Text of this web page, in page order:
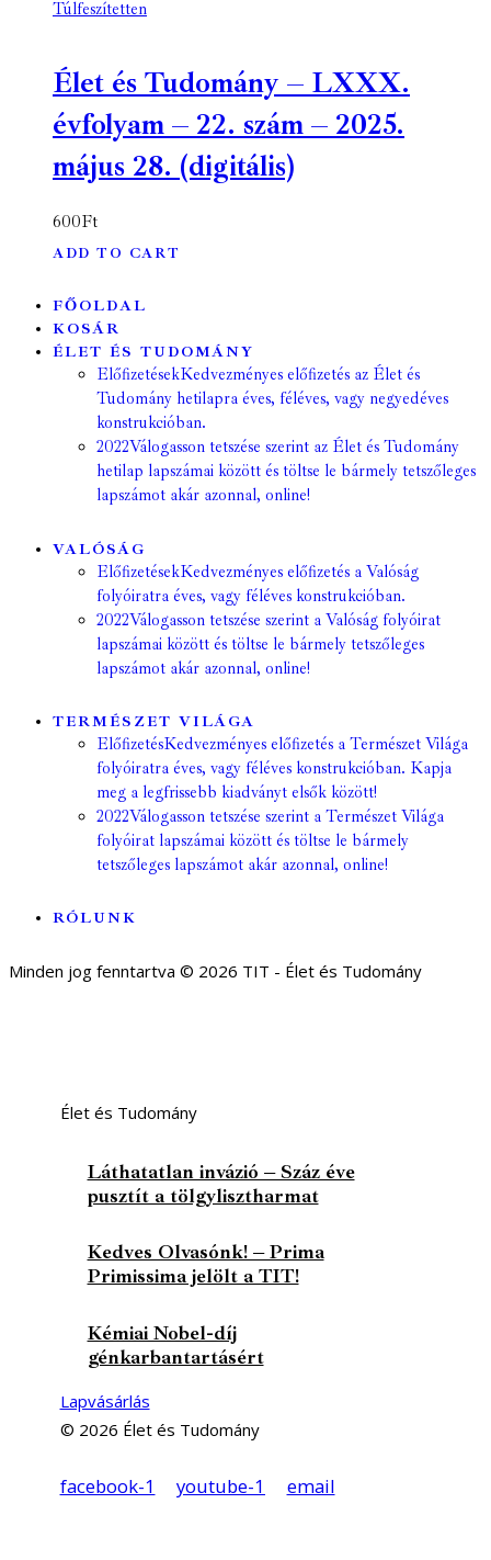
Túlfeszítetten
Élet és Tudomány – LXXX.
évfolyam – 22. szám – 2025.
május 28. (digitális)
600Ft
ADD TO CART
FŐOLDAL
KOSÁR
ÉLET ÉS TUDOMÁNY
ElőfizetésekKedvezményes előfizetés az Élet és
Tudomány hetilapra éves, féléves, vagy negyedéves
konstrukcióban.
2022Válogasson tetszése szerint az Élet és Tudomány
hetilap lapszámai között és töltse le bármely tetszőleges
lapszámot akár azonnal, online!
VALÓSÁG
ElőfizetésekKedvezményes előfizetés a Valóság
folyóiratra éves, vagy féléves konstrukcióban.
2022Válogasson tetszése szerint a Valóság folyóirat
lapszámai között és töltse le bármely tetszőleges
lapszámot akár azonnal, online!
TERMÉSZET VILÁGA
ElőfizetésKedvezményes előfizetés a Természet Világa
folyóiratra éves, vagy féléves konstrukcióban. Kapja
meg a legfrissebb kiadványt elsők között!
2022Válogasson tetszése szerint a Természet Világa
folyóirat lapszámai között és töltse le bármely
tetszőleges lapszámot akár azonnal, online!
RÓLUNK
Minden jog fenntartva © 2026 TIT - Élet és Tudomány
Élet és Tudomány
Láthatatlan invázió – Száz éve
pusztít a tölgylisztharmat
Kedves Olvasónk! – Prima
Primissima jelölt a TIT!
Kémiai Nobel-díj
génkarbantartásért
Lapvásárlás
© 2026 Élet és Tudomány
facebook-1 youtube-1 email